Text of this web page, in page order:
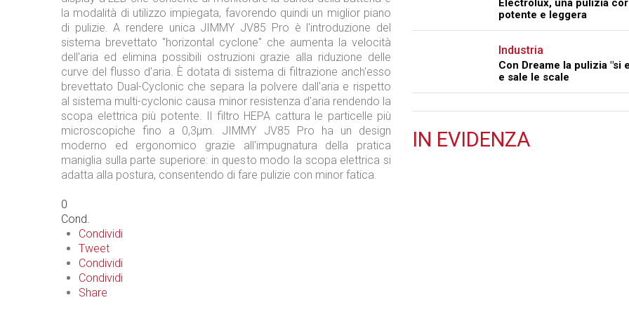
la modalità di utilizzo impiegata, favorendo quindi un miglior piano
di pulizie. A rendere unica JIMMY JV85 Pro è l'introduzione del
sistema brevettato "horizontal cyclone" che aumenta la velocità
dell'aria ed elimina possibili ostruzioni grazie alla riduzione delle
curve del flusso d'aria. È dotata di sistema di filtrazione anch'esso
brevettato Dual-Cyclonic che separa la polvere dall'aria e rispetto
al sistema multi-cyclonic causa minor resistenza d'aria rendendo la
scopa elettrica più potente. Il filtro HEPA cattura le particelle più
microscopiche fino a 0,3μm. JIMMY JV85 Pro ha un design
moderno ed ergonomico grazie all'impugnatura della pratica
maniglia sulla parte superiore: in questo modo la scopa elettrica si
adatta alla postura, consentendo di fare pulizie con minor fatica.
0
Cond.
Condividi
Tweet
Condividi
Condividi
Share
Electrolux, una pulizia
potente e leggera
Industria
Con Dreame la pulizia "si
e sale le scale
IN EVIDENZA